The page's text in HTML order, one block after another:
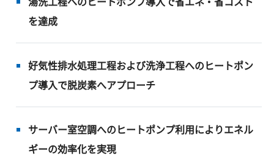
を達成
好気性排水処理工程および洗浄工程へのヒートポン
プ導入で脱炭素へアプローチ
サーバー室空調へのヒートポンプ利用によりエネル
ギーの効率化を実現